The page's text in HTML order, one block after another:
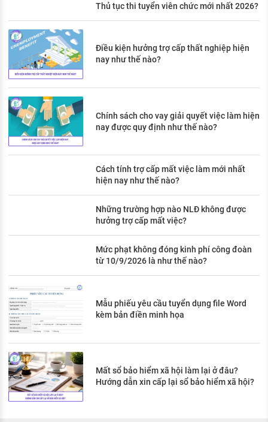
Thủ tục thi tuyển viên chức mới nhất 2026?
Điều kiện hưởng trợ cấp thất nghiệp hiện
nay như thế nào?
Chính sách cho vay giải quyết việc làm hiện
nay được quy định như thế nào?
Cách tính trợ cấp mất việc làm mới nhất
hiện nay như thế nào?
Những trường hợp nào NLĐ không được
hưởng trợ cấp mất việc?
Mức phạt không đóng kinh phí công đoàn
từ 10/9/2026 là như thế nào?
Mẫu phiếu yêu cầu tuyển dụng file Word
kèm bản điền minh họa
Mất sổ bảo hiểm xã hội làm lại ở đâu?
Hướng dẫn xin cấp lại sổ bảo hiểm xã hội?